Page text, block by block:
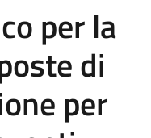
per la
di
per